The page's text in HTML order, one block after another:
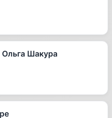
Ольга Шакура